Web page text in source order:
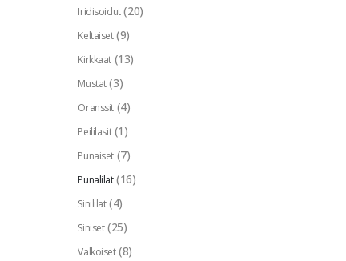
Iridisoidut (20)
Keltaiset (9)
Kirkkaat (13)
Mustat (3)
Oranssit (4)
Peililasit (1)
Punaiset (7)
Punalilat (16)
Sinililat (4)
Siniset (25)
Valkoiset (8)